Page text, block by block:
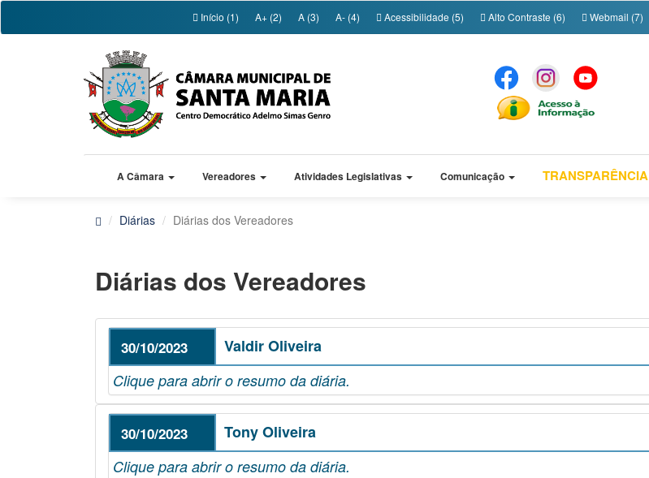
Início (1) A+ (2) A (3) A- (4) Acessibilidade (5) Alto Contraste (6) Webmail (7)
A Câmara Vereadores Atividades Legislativas Comunicação TRANSPARÊNCIA
Diárias Diárias dos Vereadores
Diárias dos Vereadores
30/10/2023 Valdir Oliveira
Clique para abrir o resumo da diária.
30/10/2023 Tony Oliveira
Clique para abrir o resumo da diária.